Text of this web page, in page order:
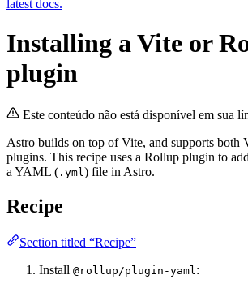
latest docs.
Installing a Vite or
plugin
Este conteúdo não está disponível em sua
Astro builds on top of Vite, and supports both
plugins. This recipe uses a Rollup plugin to
a YAML ( .yml ) file in Astro.
Recipe
Section titled “Recipe”
Install @rollup/plugin-yaml :